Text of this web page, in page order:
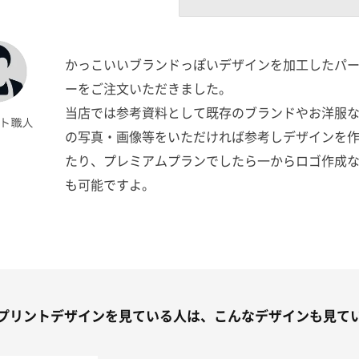
かっこいいブランドっぽいデザインを加工したパ
ーをご注文いただきました。
当店では参考資料として既存のブランドやお洋服
の写真・画像等をいただければ参考しデザインを
たり、プレミアムプランでしたら一からロゴ作成
も可能ですよ。
リントデザインを見ている人は、こんなデザインも見て